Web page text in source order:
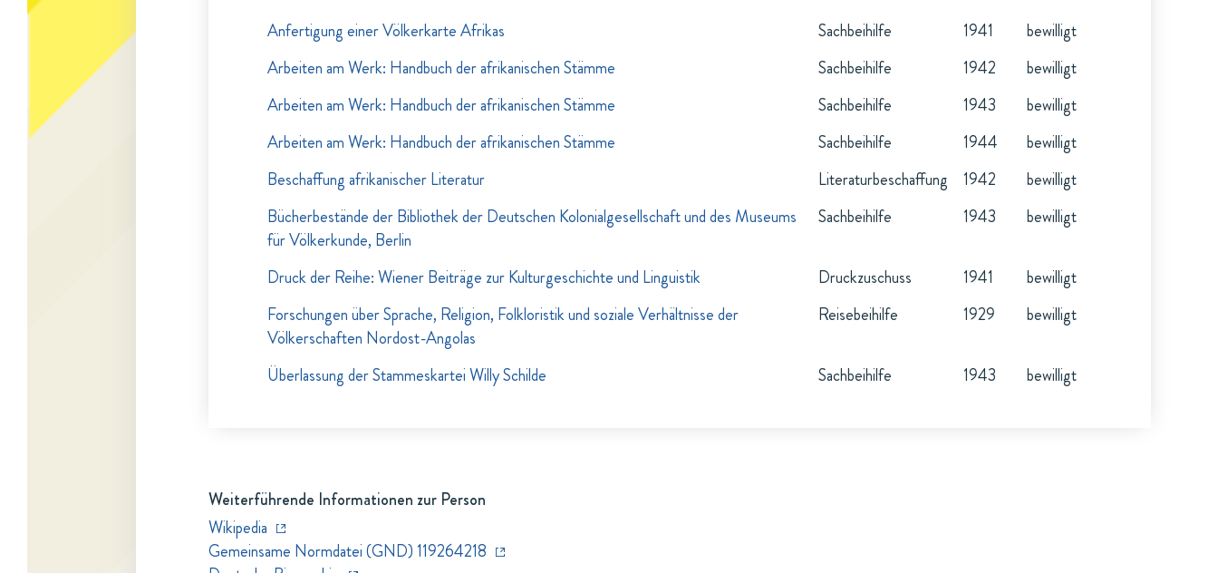
Anfertigung einer Völkerkarte Afrikas Sachbeihilfe 1941
bewilligt
Arbeiten am Werk: Handbuch der afrikanischen Stämme
Sachbeihilfe 1942
bewilligt
Arbeiten am Werk: Handbuch der afrikanischen Stämme
Sachbeihilfe 1943
bewilligt
Arbeiten am Werk: Handbuch der afrikanischen Stämme
Sachbeihilfe 1944
bewilligt
Beschaffung afrikanischer Literatur
Literaturbeschaffung 1942
bewilligt
Bücherbestände der Bibliothek der Deutschen Kolonialgesellschaft und des Museums
für Völkerkunde, Berlin
Sachbeihilfe 1943 bewilligt
Druck der Reihe: Wiener Beiträge zur Kulturgeschichte und Linguistik Druckzuschuss 1941
bewilligt
Forschungen über Sprache, Religion, Folkloristik und soziale Verhältnisse der
Völkerschaften Nordost-Angolas
Reisebeihilfe 1929 bewilligt
Überlassung der Stammeskartei Willy Schilde Sachbeihilfe 1943 bewilligt
Weiterführende Informationen zur Person
Wikipedia
Gemeinsame Normdatei (GND) 119264218